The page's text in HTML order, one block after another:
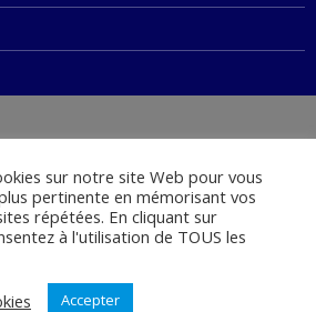
droits réservés.
sur notre site Web pour vous
pertinente en mémorisant vos
répétées. En cliquant sur
à l'utilisation de TOUS les
Accepter